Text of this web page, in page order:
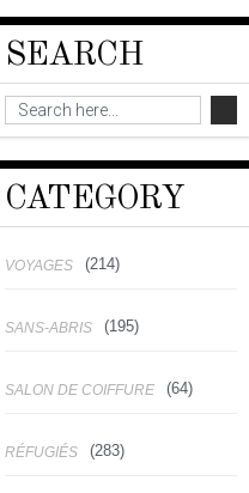
SEARCH
CATEGORY
VOYAGES (214)
SANS-ABRIS (195)
SALON DE COIFFURE (64)
RÉFUGIÉS (283)